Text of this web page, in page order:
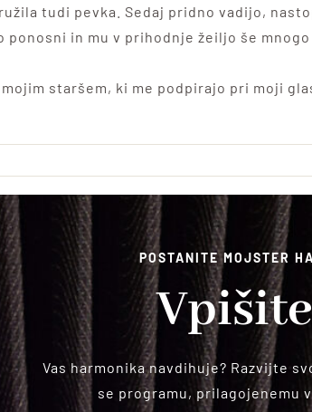
tudi pevka. Sedaj pridno vadijo,
ponosni in mu v prihodnje žeiljo še
mojim staršem, ki me podpirajo pri
POSTANITE MOJSTER
Vas harmonika navdihuje? Razvijte
se programu, prilagojenemu